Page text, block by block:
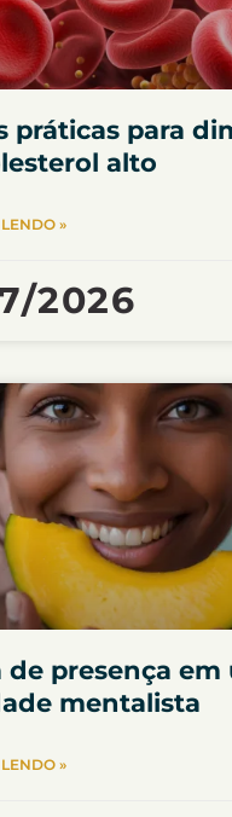
práticas para
alto
»
2026
de presença em
mentalista
»